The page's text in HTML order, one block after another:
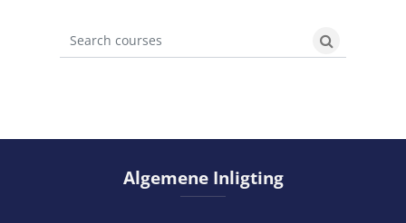
Search courses
Search
Algemene Inligting